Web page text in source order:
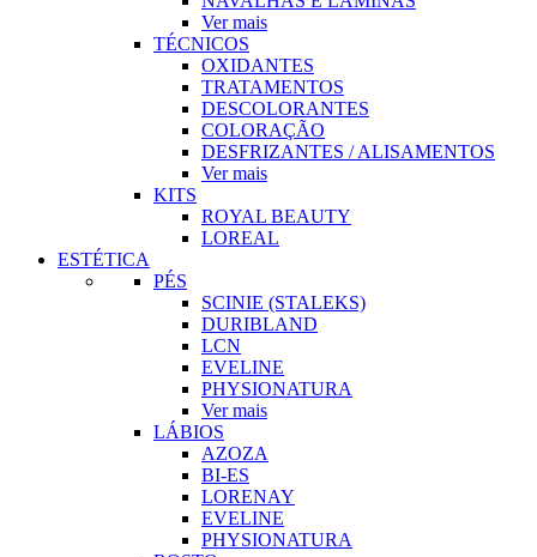
Ver mais
TÉCNICOS
OXIDANTES
TRATAMENTOS
DESCOLORANTES
COLORAÇÃO
DESFRIZANTES / ALISAMENTOS
Ver mais
KITS
ROYAL BEAUTY
LOREAL
ESTÉTICA
PÉS
SCINIE (STALEKS)
DURIBLAND
LCN
EVELINE
PHYSIONATURA
Ver mais
LÁBIOS
AZOZA
BI-ES
LORENAY
EVELINE
PHYSIONATURA